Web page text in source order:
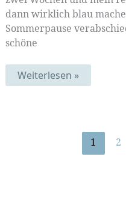
dann wirklich blau
Sommerpause
schöne
Blaues
Fernweh
Weiterlesen »
1 2